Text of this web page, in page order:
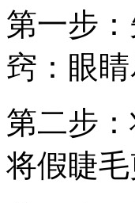
第一步
窍：眼睛
第二步
将假睫